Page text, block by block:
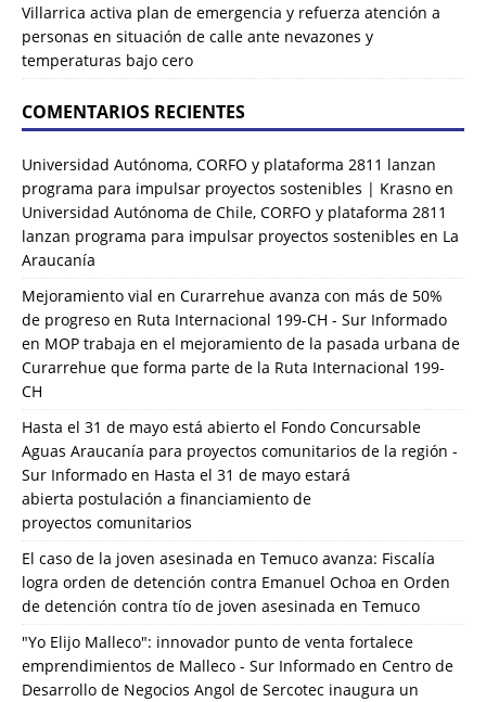
Villarrica activa plan de emergencia y refuerza atención a
personas en situación de calle ante nevazones y
temperaturas bajo cero
COMENTARIOS RECIENTES
Universidad Autónoma, CORFO y plataforma 2811 lanzan
programa para impulsar proyectos sostenibles | Krasno en
Universidad Autónoma de Chile, CORFO y plataforma 2811
lanzan programa para impulsar proyectos sostenibles en La
Araucanía
Mejoramiento vial en Curarrehue avanza con más de 50%
de progreso en Ruta Internacional 199-CH - Sur Informado
en MOP trabaja en el mejoramiento de la pasada urbana de
Curarrehue que forma parte de la Ruta Internacional 199-
CH
Hasta el 31 de mayo está abierto el Fondo Concursable
Aguas Araucanía para proyectos comunitarios de la región -
Sur Informado en Hasta el 31 de mayo estará
abierta postulación a financiamiento de
proyectos comunitarios
El caso de la joven asesinada en Temuco avanza: Fiscalía
logra orden de detención contra Emanuel Ochoa en Orden
de detención contra tío de joven asesinada en Temuco
"Yo Elijo Malleco": innovador punto de venta fortalece
emprendimientos de Malleco - Sur Informado en Centro de
Desarrollo de Negocios Angol de Sercotec inaugura un